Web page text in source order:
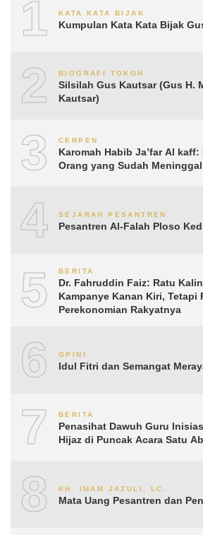
1 KATA KATA BIJAK
Kumpulan Kata Kata Bijak
2 BIOGRAFI TOKOH
Silsilah Gus Kautsar (Gus H.
Kautsar)
3 CERPEN
Karomah Habib Ja’far Al
Orang yang Sudah Meninggal
4 SEJARAH PESANTREN
Pesantren Al-Falah Ploso
5 BERITA
Dr. Fahruddin Faiz: Ratu
Kampanye Kanan Kiri, Tetapi
Perekonomian Rakyatnya
6 OPINI
Idul Fitri dan Semangat
7 BERITA
Penasihat Dawuh Guru
Hijaz di Puncak Acara Satu
8 KH. IMAM JAZULI, LC.
Mata Uang Pesantren dan